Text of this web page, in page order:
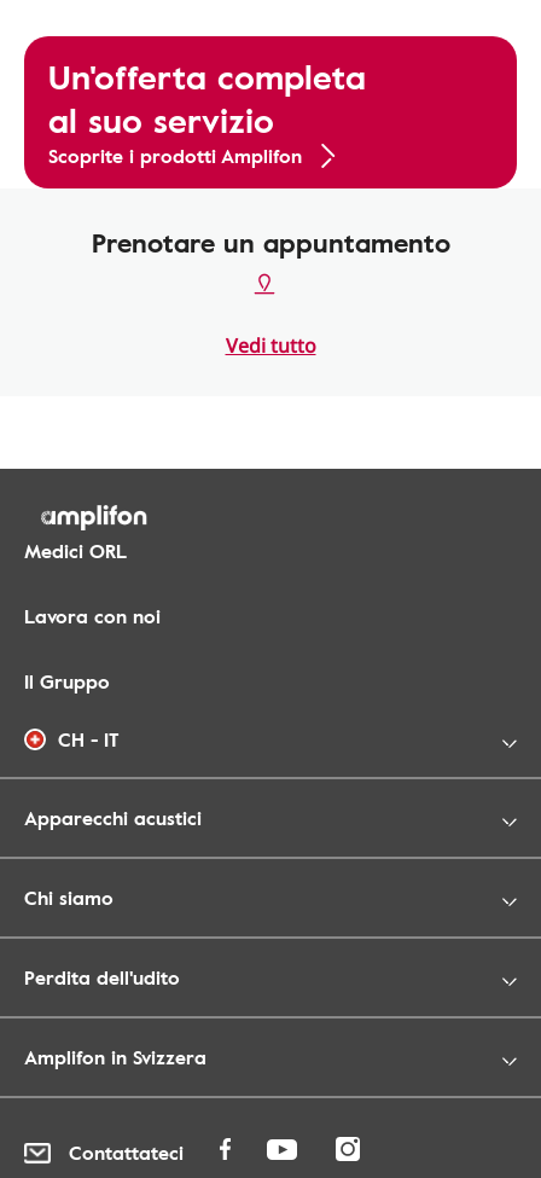
Un'offerta completa
al suo servizio
Scoprite i prodotti Amplifon
Prenotare un appuntamento
Vedi tutto
Medici ORL
Lavora con noi
Il Gruppo
CH - IT
Apparecchi acustici
Chi siamo
Perdita dell'udito
Amplifon in Svizzera
Contattateci